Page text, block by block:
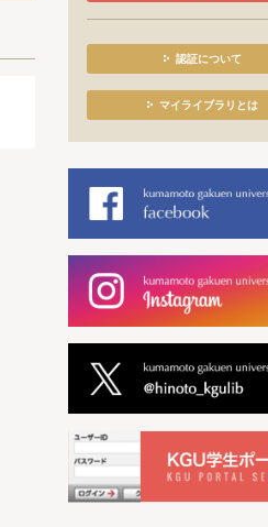
認証について
マイライブラリとは